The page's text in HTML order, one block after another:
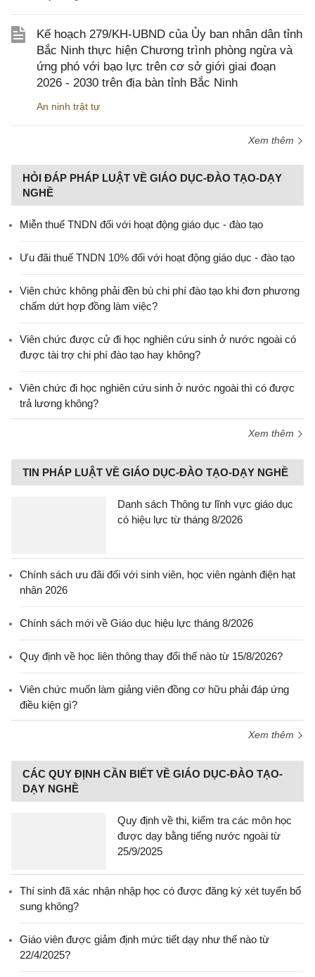
Kế hoạch 279/KH-UBND của Ủy ban nhân dân tỉnh
Bắc Ninh thực hiện Chương trình phòng ngừa và
ứng phó với bạo lực trên cơ sở giới giai đoạn
2026 - 2030 trên địa bàn tỉnh Bắc Ninh
An ninh trật tự
Xem thêm
HỎI ĐÁP PHÁP LUẬT VỀ GIÁO DỤC-ĐÀO TẠO-DẠY
NGHỀ
Miễn thuế TNDN đối với hoạt động giáo dục - đào tạo
Ưu đãi thuế TNDN 10% đối với hoạt động giáo dục - đào tạo
Viên chức không phải đền bù chi phí đào tạo khi đơn phương
chấm dứt hợp đồng làm việc?
Viên chức được cử đi học nghiên cứu sinh ở nước ngoài có
được tài trợ chi phí đào tạo hay không?
Viên chức đi học nghiên cứu sinh ở nước ngoài thì có được
trả lương không?
Xem thêm
TIN PHÁP LUẬT VỀ GIÁO DỤC-ĐÀO TẠO-DẠY NGHỀ
Danh sách Thông tư lĩnh vực giáo dục
có hiệu lực từ tháng 8/2026
Chính sách ưu đãi đối với sinh viên, học viên ngành điện hạt
nhân 2026
Chính sách mới về Giáo dục hiệu lực tháng 8/2026
Quy định về học liên thông thay đổi thế nào từ 15/8/2026?
Viên chức muốn làm giảng viên đồng cơ hữu phải đáp ứng
điều kiện gì?
Xem thêm
CÁC QUY ĐỊNH CẦN BIẾT VỀ GIÁO DỤC-ĐÀO TẠO-
DẠY NGHỀ
Quy định về thi, kiểm tra các môn học
được dạy bằng tiếng nước ngoài từ
25/9/2025
Thí sinh đã xác nhận nhập học có được đăng ký xét tuyển bổ
sung không?
Giáo viên được giảm định mức tiết dạy như thế nào từ
22/4/2025?